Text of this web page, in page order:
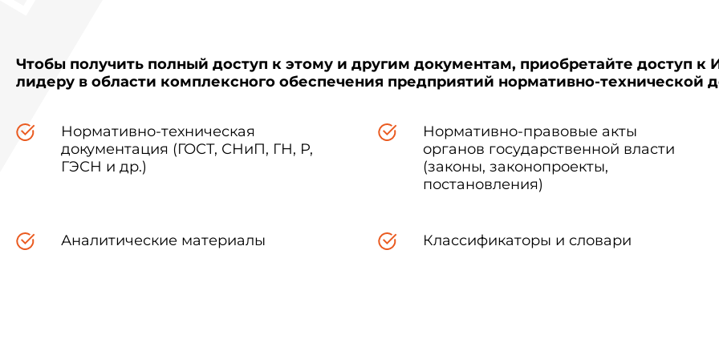
Чтобы получить полный доступ к этому и другим документам, приобретайте доступ к
лидеру в области комплексного обеспечения предприятий нормативно-технической
Нормативно-техническая
документация (ГОСТ, СНиП, ГН, Р,
ГЭСН и др.)
Нормативно-правовые акты
органов государственной власти
(законы, законопроекты,
постановления)
Аналитические материалы Классификаторы и словари